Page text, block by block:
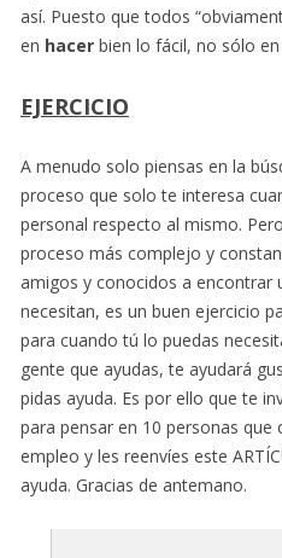
así. Puesto que todos
en hacer bien lo fácil, no sólo
EJERCICIO
A menudo solo piensas en la
proceso que solo te interesa
personal respecto al mismo.
proceso más complejo y
amigos y conocidos a encontrar
necesitan, es un buen ejercicio
para cuando tú lo puedas
gente que ayudas, te ayudará
pidas ayuda. Es por ello que te
para pensar en 10 personas
empleo y les reenvíes este
ayuda. Gracias de antemano.